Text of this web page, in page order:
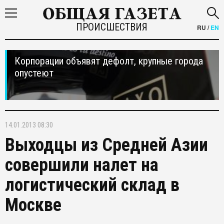
ПРОИСШЕСТВИЯ RU /EN
Корпорации объявят дефолт, крупные города
опустеют
14.01.2013 08:30
Выходцы из Средней Азии
совершили налет на
логистический склад в
Москве